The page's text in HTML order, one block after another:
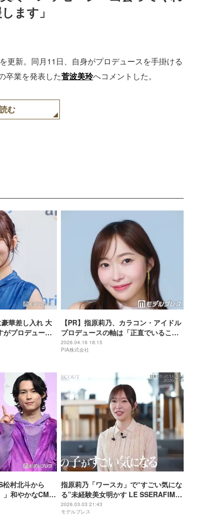
ます」
更新。同月11日、自身がプロデュースを手掛ける
卒業を発表した菅波美玲へコメントした。
む
華差し入れ 大
がプロデューサ
」と反響
【PR】指原莉乃、カラコン・アイドル
プロデュースの軸は「正直でいるこ
と」 新生活の緊張を味方につけるマイ
ンド術も＜インタビュー＞
2026.04.16 18:15
PIA株式会社
村北斗から
」和やかなCM撮
指原莉乃「ワースカ」で“すごい気にな
る”未経験美女明かす LE SSERAFIMサ
クラも期待「可能性の幅が1番ある子」
2026.03.03 21:43
モデルプレス